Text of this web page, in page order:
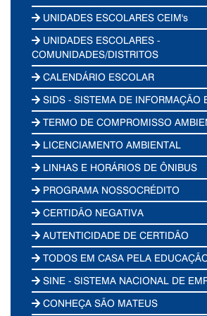
UNIDADES ESCOLARES CEIM's
UNIDADES ESCOLARES -
COMUNIDADES/DISTRITOS
CALENDÁRIO ESCOLAR
SIDS - SISTEMA DE INFORMAÇÃO
TERMO DE COMPROMISSO
LICENCIAMENTO AMBIENTAL
LINHAS E HORÁRIOS DE ÔNIBUS
PROGRAMA NOSSOCRÉDITO
CERTIDÃO NEGATIVA
AUTENTICIDADE DE CERTIDÃO
TODOS EM CASA PELA
SINE - SISTEMA NACIONAL DE
CONHEÇA SÃO MATEUS